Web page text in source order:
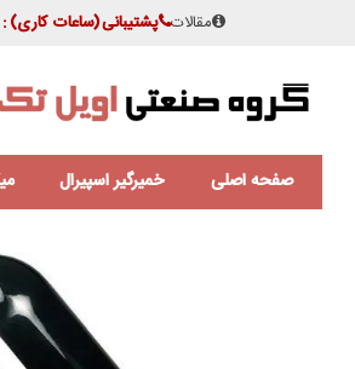
مقالات پشتیبانی(ساعات کاری): 02122220280 - 09101790036
صفحه اصلی خمیرگیر اسپیرال